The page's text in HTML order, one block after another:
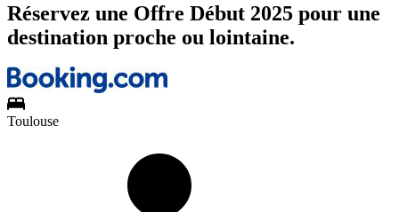
Réservez une Offre Début 2025 pour une
destination proche ou lointaine.
Toulouse